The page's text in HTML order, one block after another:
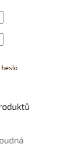
je 5 z 5 hvězdiček.